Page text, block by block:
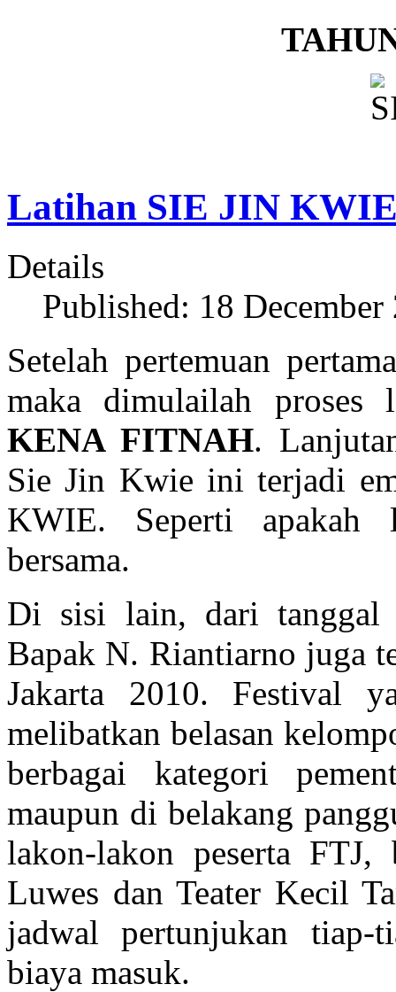
Latihan SIE JIN
Details
Published: 18 December
Setelah pertemuan
maka dimulailah
KENA FITNAH.
Sie Jin Kwie ini terjadi
KWIE. Seperti apakah
bersama.
Di sisi lain, dari tanggal
Bapak N. Riantiarno juga
Jakarta 2010. Festival
melibatkan belasan
berbagai kategori
maupun di belakang
lakon-lakon peserta FTJ,
Luwes dan Teater Kecil
jadwal pertunjukan tiap-
biaya masuk.